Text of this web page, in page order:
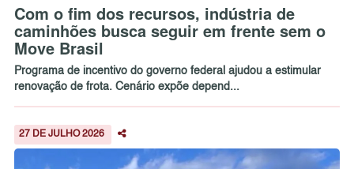
Com o fim dos recursos, indústria de
caminhões busca seguir em frente sem o
Move Brasil
Programa de incentivo do governo federal ajudou a estimular
renovação de frota. Cenário expõe depend...
27 DE JULHO 2026